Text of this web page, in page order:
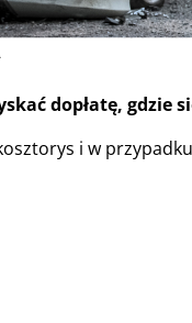
dopłatę, gdzie
i w